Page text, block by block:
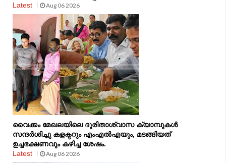
Latest
Aug 06 2026
വൈക്കം മേഖലയിലെ ദുരിതാശ്വാസ ക്യാമ്പുകള്‍
സന്ദര്‍ശിച്ചു കളക്ടറും എംഎല്‍എയും, മടങ്ങിയത്
ഉച്ചഭക്ഷണവും കഴിച്ച ശേഷം.
Latest
Aug 06 2026